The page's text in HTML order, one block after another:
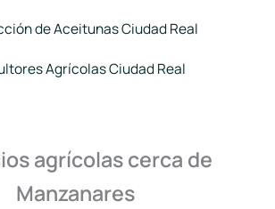
de Aceitunas Ciudad Real
Agrícolas Ciudad Real
agrícolas cerca de
Manzanares